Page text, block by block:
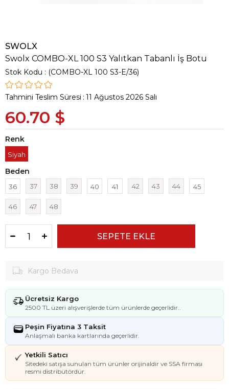
SWOLX
Swolx COMBO-XL 100 S3 Yalıtkan Tabanlı İş Botu
Stok Kodu (COMBO-XL 100 S3-E/36)
Tahmini Teslim Süresi : 11 Ağustos 2026 Salı
60.70 $
Renk
Siyah
Beden
36 37 38 39 40 41 42 43 44 45
46 47 48
Kargo Bedava
Ücretsiz Kargo
2500 TL üzeri alışverişlerde tüm ürünlerde geçerlidir..
Peşin Fiyatına 3 Taksit
Anlaşmalı banka kartlarında geçerlidir.
Yetkili Satıcı
Sitedeki satışa sunulan tüm ürünler orijinaldir ve SSA firması
resmi distribütördür.